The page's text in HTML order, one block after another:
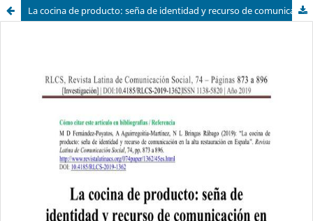
La cocina de producto: seña de identidad y recurso de comunicación en la alta restauración en España